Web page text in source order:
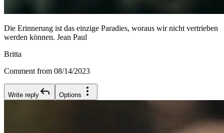
Die Erinnerung ist das einzige Paradies, woraus wir nicht vertrieben
werden können. Jean Paul
Britta
Comment from 08/14/2023
Write reply Options